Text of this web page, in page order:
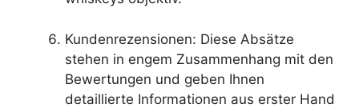
Kundenrezensionen: Diese Absätze
stehen in engem Zusammenhang mit den
Bewertungen und geben Ihnen
detaillierte Informationen aus erster Hand